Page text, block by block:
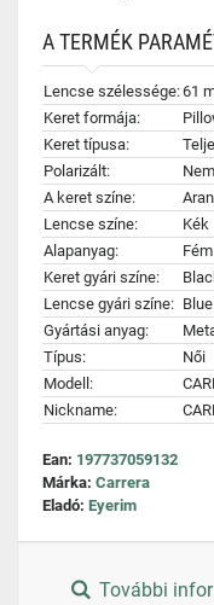
A TERMÉK
Lencse szélessége:61
Keret formája:
Keret típusa:
Polarizált:
Nem
A keret színe:
Lencse színe:
Kék
Alapanyag:
Fém
Keret gyári színe:
Lencse gyári színe:
Gyártási anyag:
Típus:
Női
Modell:
Nickname:
Ean: 197737059132
Márka: Carrera
Eladó: Eyerim
További